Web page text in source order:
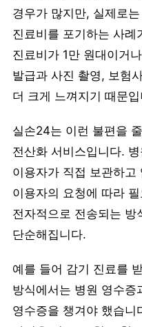
경우가 많지만, 실제로
진료비를 포기하는 사례
진료비가 1만 원대이거
발급과 사진 촬영, 보험
더 크게 느껴지기 때문
실손24는 이런 불편을
전산화 서비스입니다.
이용자가 직접 보관하고
이용자의 요청에 따라
전자적으로 전송되는 방
단순해집니다.
예를 들어 감기 진료를
방식에서는 병원 영수증
영수증을 챙겨야 했습니